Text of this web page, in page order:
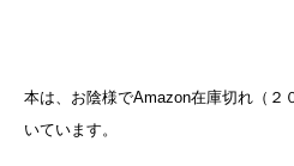
本は、お陰様でAmazon在庫切れ（２
いています。